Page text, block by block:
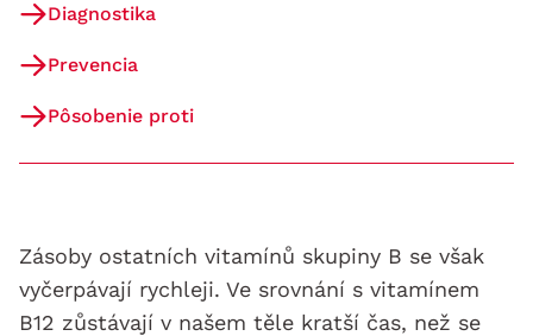
Diagnostika
Prevencia
Pôsobenie proti
Zásoby ostatních vitamínů skupiny B se však
vyčerpávají rychleji. Ve srovnání s vitamínem
B12 zůstávají v našem těle kratší čas, než se